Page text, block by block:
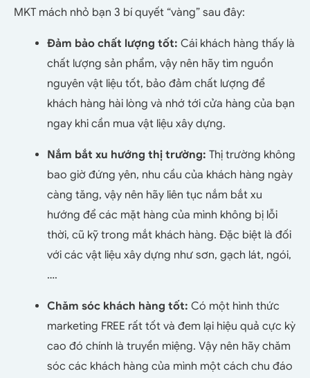
MKT mách nhỏ bạn 3 bí quyết “vàng” sau đây:
Đảm bảo chất lượng tốt: Cái khách hàng thấy là
chất lượng sản phẩm, vậy nên hãy tìm nguồn
nguyên vật liệu tốt, bảo đảm chất lượng để
khách hàng hài lòng và nhớ tới cửa hàng của bạn
ngay khi cần mua vật liệu xây dựng.
Nắm bắt xu hướng thị trường: Thị trường không
bao giờ đứng yên, nhu cầu của khách hàng ngày
càng tăng, vậy nên hãy liên tục nắm bắt xu
hướng để các mặt hàng của mình không bị lỗi
thời, cũ kỹ trong mắt khách hàng. Đặc biệt là đối
với các vật liệu xây dựng như sơn, gạch lát, ngói,
….
Chăm sóc khách hàng tốt: Có một hình thức
marketing FREE rất tốt và đem lại hiệu quả cực kỳ
cao đó chính là truyền miệng. Vậy nên hãy chăm
sóc các khách hàng của mình một cách chu đáo